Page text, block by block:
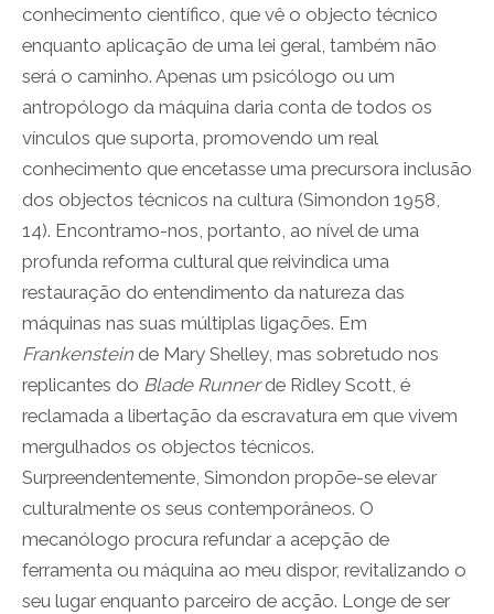
conhecimento científico, que vê o objecto técnico
enquanto aplicação de uma lei geral, também não
será o caminho. Apenas um psicólogo ou um
antropólogo da máquina daria conta de todos os
vínculos que suporta, promovendo um real
conhecimento que encetasse uma precursora inclusão
dos objectos técnicos na cultura (Simondon 1958,
14). Encontramo-nos, portanto, ao nível de uma
profunda reforma cultural que reivindica uma
restauração do entendimento da natureza das
máquinas nas suas múltiplas ligações. Em
Frankenstein de Mary Shelley, mas sobretudo nos
replicantes do Blade Runnerde Ridley Scott, é
reclamada a libertação da escravatura em que vivem
mergulhados os objectos técnicos.
Surpreendentemente, Simondon propõe-se elevar
culturalmente os seus contemporâneos. O
mecanólogo procura refundar a acepção de
ferramenta ou máquina ao meu dispor, revitalizando o
seu lugar enquanto parceiro de acção. Longe de ser